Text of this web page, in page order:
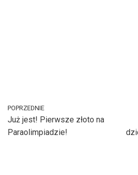
POPRZEDNIE
Już jest! Pierwsze złoto na
Paraolimpiadzie!